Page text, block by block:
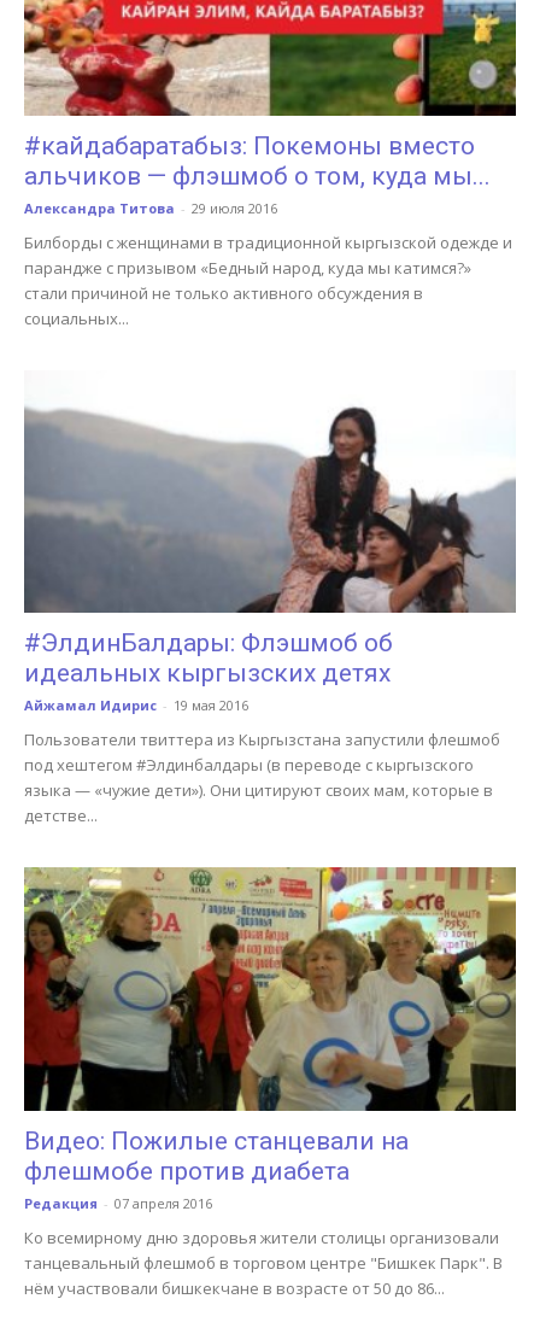
#кайдабаратабыз: Покемоны вместо
альчиков — флэшмоб о том, куда мы...
Александра Титова - 29 июля 2016
Билборды с женщинами в традиционной кыргызской одежде и
парандже с призывом «Бедный народ, куда мы катимся?»
стали причиной не только активного обсуждения в
социальных...
#ЭлдинБалдары: Флэшмоб об
идеальных кыргызских детях
Айжамал Идирис - 19 мая 2016
Пользователи твиттера из Кыргызстана запустили флешмоб
под хештегом #Элдинбалдары (в переводе с кыргызского
языка — «чужие дети»). Они цитируют своих мам, которые в
детстве...
Видео: Пожилые станцевали на
флешмобе против диабета
Редакция - 07 апреля 2016
Ко всемирному дню здоровья жители столицы организовали
танцевальный флешмоб в торговом центре "Бишкек Парк". В
нём участвовали бишкекчане в возрасте от 50 до 86...